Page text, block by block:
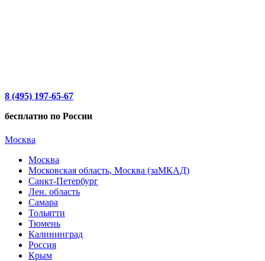
8 (495) 197-65-67
бесплатно по России
Москва
Москва
Московская область, Москва (заМКАД)
Санкт-Петербург
Лен. область
Самара
Тольятти
Тюмень
Калининград
Россия
Крым